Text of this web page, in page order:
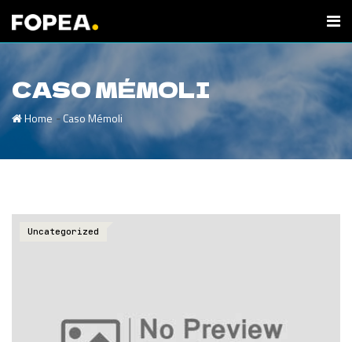
CASO MÉMOLI
Home -Caso Mémoli
Uncategorized